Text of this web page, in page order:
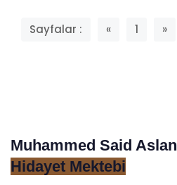
Sayfalar : « 1 »
Muhammed Said Aslan
Hidayet Mektebi